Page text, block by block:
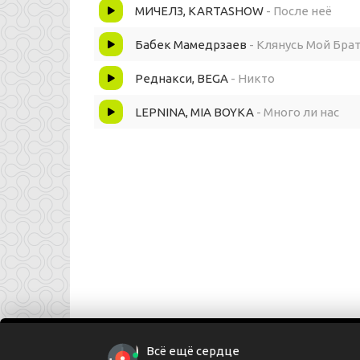
Самобытных, самонадееных, где они?
Бесследно в пространстве и времени
В бокалле Мартини - ноты Чинзанно
МИЧЕЛЗ, KARTASHOW - После неё
Бабек Мамедрзаев - Клянусь Мой
Реднакси, BEGA - Никто
LEPNINA, MIA BOYKA - Много ли нас
Всё ещё сердце